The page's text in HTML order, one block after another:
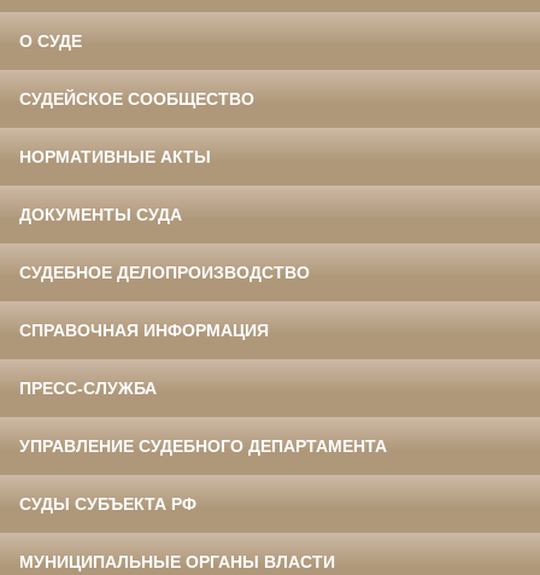
О СУДЕ
СУДЕЙСКОЕ СООБЩЕСТВО
НОРМАТИВНЫЕ АКТЫ
ДОКУМЕНТЫ СУДА
СУДЕБНОЕ ДЕЛОПРОИЗВОДСТВО
СПРАВОЧНАЯ ИНФОРМАЦИЯ
ПРЕСС-СЛУЖБА
УПРАВЛЕНИЕ СУДЕБНОГО ДЕПАРТАМЕНТА
СУДЫ СУБЪЕКТА РФ
МУНИЦИПАЛЬНЫЕ ОРГАНЫ ВЛАСТИ